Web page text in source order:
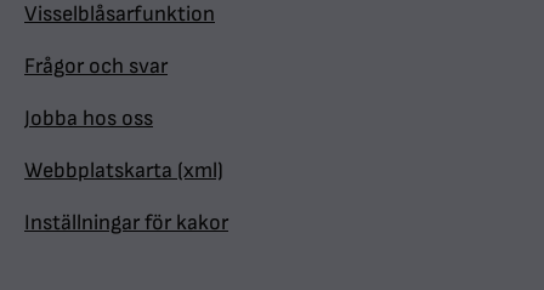
Visselblåsarfunktion
Frågor och svar
Jobba hos oss
Webbplatskarta (xml)
Inställningar för kakor